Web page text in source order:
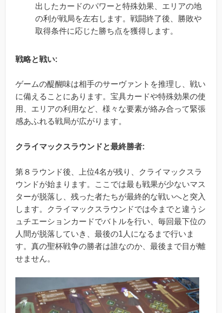
出したカードのパワーと特殊効果、エリアの地
の利が戦局を左右します。戦闘終了後、勝敗や
取得条件に応じた勝ち点を獲得します。
戦略と戦い:
ゲームの醍醐味は相手のサーヴァントを推理し、戦い
に備えることにあります。宝具カードや特殊効果の使
用、エリアの利用など、様々な要素が絡み合って緊張
感あふれる戦局が広がります。
クライマックスラウンドと最終勝者:
第８ラウンド後、上位4名が残り、クライマックスラ
ウンドが始まります。ここでは最も戦果が少ないマス
ターが脱落し、残った者たちが最終的な戦いへと突入
します。クライマックスラウンドでは今までと違うシ
ュチエーションカードでバトルを行い、毎回最下位の
人間が脱落していき、最後の1人になるまで行いま
す。真の聖杯戦争の勝者は誰なのか、最後まで目が離
せません。